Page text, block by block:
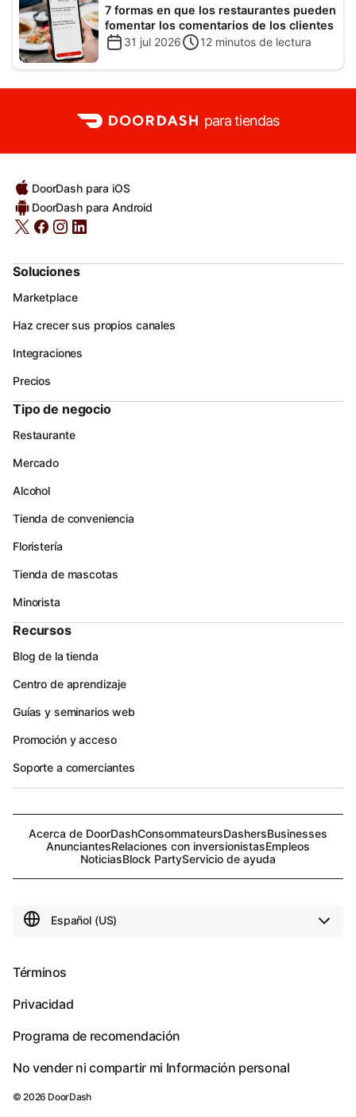
7 formas en que los restaurantes pueden
fomentar los comentarios de los clientes
31 jul 2026
12 minutos de lectura
para tiendas
DoorDash para iOS
DoorDash para Android
Soluciones
Marketplace
Haz crecer sus propios canales
Integraciones
Precios
Tipo de negocio
Restaurante
Mercado
Alcohol
Tienda de conveniencia
Floristería
Tienda de mascotas
Minorista
Recursos
Blog de la tienda
Centro de aprendizaje
Guías y seminarios web
Promoción y acceso
Soporte a comerciantes
Acerca de DoorDashConsommateursDashersBusinesses
AnunciantesRelaciones con inversionistasEmpleos
NoticiasBlock PartyServicio de ayuda
Términos
Privacidad
Programa de recomendación
No vender ni compartir mi Información personal
© 2026 DoorDash